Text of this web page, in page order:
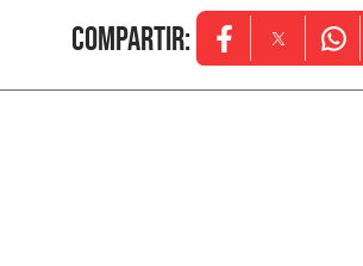
Compartir: Opens in new
Opens in